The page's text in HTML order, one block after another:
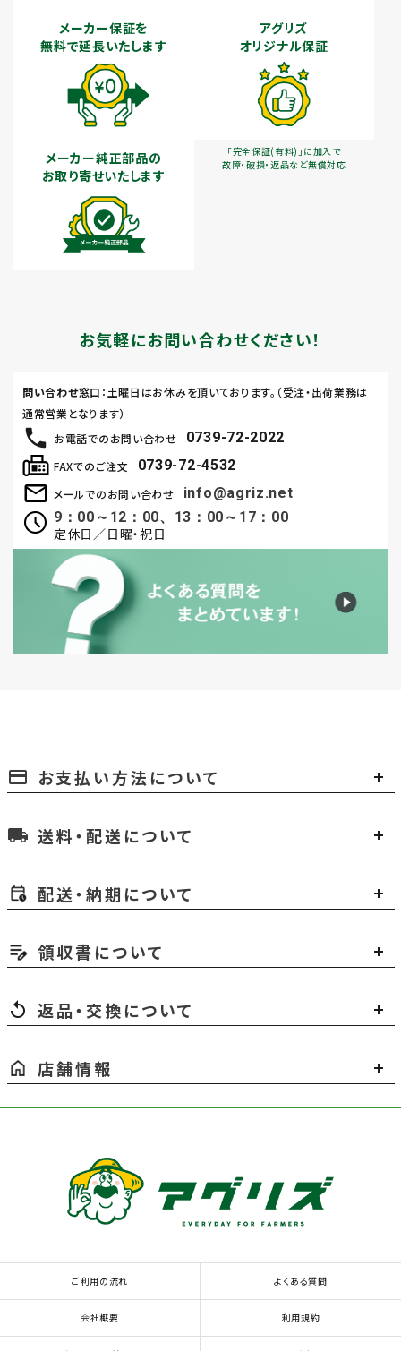
メーカー保証を
無料で延長いたします
アグリズ
オリジナル保証
「完全保証(有料)」に加入で
故障・破損・返品など無償対応
メーカー純正部品の
お取り寄せいたします
お気軽にお問い合わせください！
お電話でのお問い合わせ 0739-72-2022
メールでのお問い合わせ
info@agriz.net
9：00～12：00、13：00～17：00
定休日／日曜・祝日
FAXでのご注文 0739-72-4532
問い合わせ窓口 ：土曜日はお休みを頂いております。（受注・出荷業務は
通常営業となります）
payment お支払い方法について
local_shipping 送料・配送について
配送・納期について
領収書について
返品・交換について
店舗情報
ご利用の流れ よくある質問
会社概要 利用規約